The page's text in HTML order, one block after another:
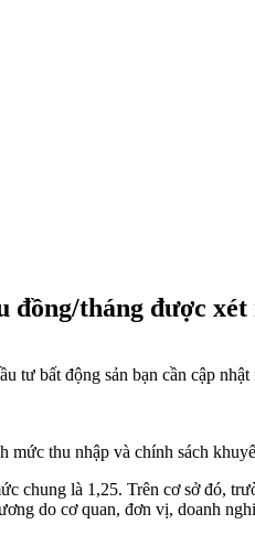
đồng/tháng được
tư bất động sản bạn cần cập
thu nhập và chính sách
chung là 1,25. Trên cơ sở đó,
do cơ quan, đơn vị, doanh